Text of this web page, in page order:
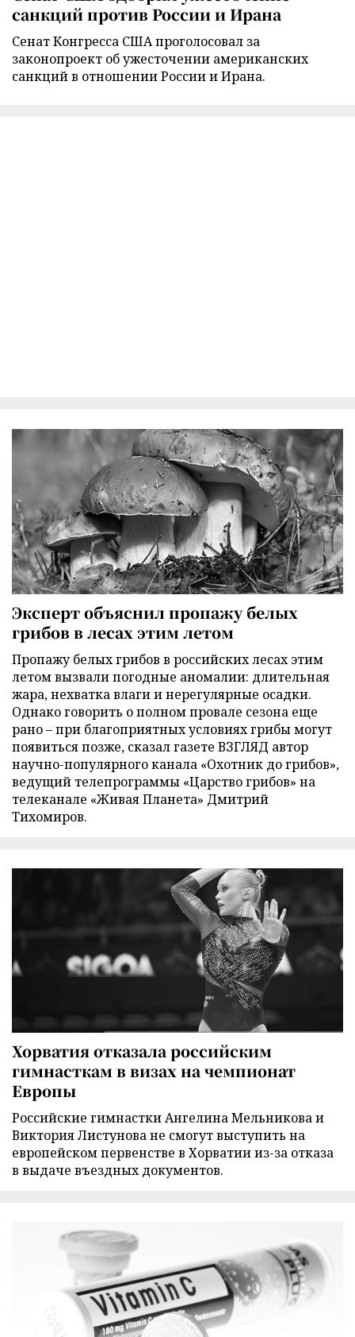
санкций против России и Ирана
Сенат Конгресса США проголосовал за
законопроект об ужесточении американских
санкций в отношении России и Ирана.
Эксперт объяснил пропажу белых
грибов в лесах этим летом
Пропажу белых грибов в российских лесах этим
летом вызвали погодные аномалии: длительная
жара, нехватка влаги и нерегулярные осадки.
Однако говорить о полном провале сезона еще
рано – при благоприятных условиях грибы могут
появиться позже, сказал газете ВЗГЛЯД автор
научно-популярного канала «Охотник до грибов»,
ведущий телепрограммы «Царство грибов» на
телеканале «Живая Планета» Дмитрий
Тихомиров.
Хорватия отказала российским
гимнасткам в визах на чемпионат
Европы
Российские гимнастки Ангелина Мельникова и
Виктория Листунова не смогут выступить на
европейском первенстве в Хорватии из-за отказа
в выдаче въездных документов.